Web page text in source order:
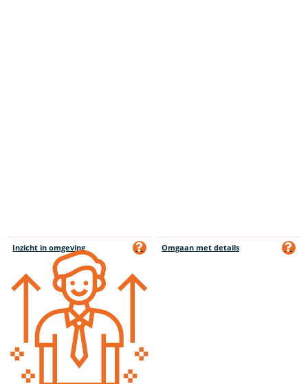
Inzicht in omgeving Omgaan met details